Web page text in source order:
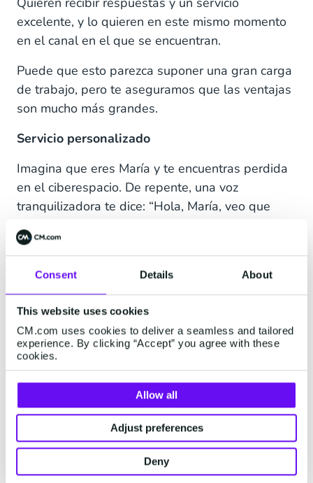
Consent Details About
This website uses cookies
CM.com uses cookies to deliver a seamless and tailored
experience. By clicking “Accept” you agree with these
cookies.
Allow all
Adjust preferences
Deny
excelente, y lo quieren en este mismo momento
en el canal en el que se encuentran.
Puede que esto parezca suponer una gran carga
de trabajo, pero te aseguramos que las ventajas
son mucho más grandes.
Servicio personalizado
Imagina que eres María y te encuentras perdida
en el ciberespacio. De repente, una voz
tranquilizadora te dice: “Hola, María, veo que
tienes problemas con tu compra. ¿Cómo puedo
ayudarte?”. ¿No es eso muchísimas veces mejor
center que no sabe quién eres ni cuál es tu
problema?
La comunicación omnicanal le permite a tu
equipo acceder a toda la información que
necesitas para ayudar a cada cliente valioso, sin
importar en qué parte de su recorrido se
encuentre.
Al integrar las herramientas adecuadas para tu
negocio, tu equipo puede actuar ante la misma
información en tiempo real, sin importar quién